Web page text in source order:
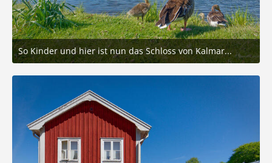
So Kinder und hier ist nun das Schloss von Kalmar...
20. Mai 2025 um 19:59
7